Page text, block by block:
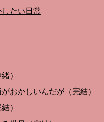
たい日常
）
おかしいんだが（完結）
）